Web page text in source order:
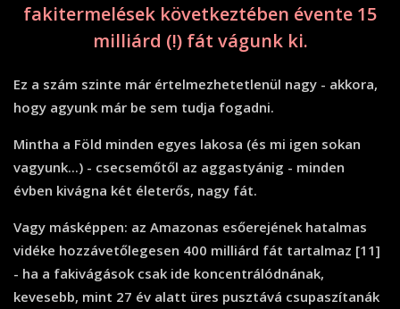
fakitermelések következtében évente 15
milliárd (!) fát vágunk ki.
Ez a szám szinte már értelmezhetetlenül nagy - akkora,
hogy agyunk már be sem tudja fogadni.
Mintha a Föld minden egyes lakosa (és mi igen sokan
vagyunk...) - csecsemőtől az aggastyánig - minden
évben kivágna két életerős, nagy fát.
Vagy másképpen: az Amazonas esőerejének hatalmas
vidéke hozzávetőlegesen 400 milliárd fát tartalmaz [11]
- ha a fakivágások csak ide koncentrálódnának,
kevesebb, mint 27 év alatt üres pusztává csupaszítanák